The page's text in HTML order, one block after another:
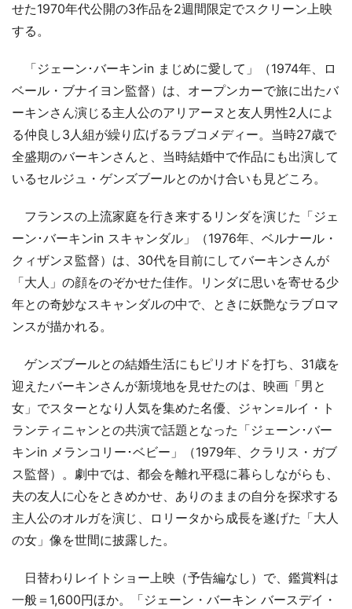
せた1970年代公開の3作品を2週間限定でスクリーン上映
する。
「ジェーン･バーキンin まじめに愛して」（1974年、ロ
ベール・ブナイヨン監督）は、オープンカーで旅に出たバ
ーキンさん演じる主人公のアリアーヌと友人男性2人によ
る仲良し3人組が繰り広げるラブコメディー。当時27歳で
全盛期のバーキンさんと、当時結婚中で作品にも出演して
いるセルジュ・ゲンズブールとのかけ合いも見どころ。
フランスの上流家庭を行き来するリンダを演じた「ジェ
ーン･バーキンin スキャンダル」（1976年、ベルナール・
クィザンヌ監督）は、30代を目前にしてバーキンさんが
「大人」の顔をのぞかせた佳作。リンダに思いを寄せる少
年との奇妙なスキャンダルの中で、ときに妖艶なラブロマ
ンスが描かれる。
ゲンズブールとの結婚生活にもピリオドを打ち、31歳を
迎えたバーキンさんが新境地を見せたのは、映画「男と
女」でスターとなり人気を集めた名優、ジャン=ルイ・ト
ランティニャンとの共演で話題となった「ジェーン･バー
キンin メランコリー･ベビー」（1979年、クラリス・ガブ
ス監督）。劇中では、都会を離れ平穏に暮らしながらも、
夫の友人に心をときめかせ、ありのままの自分を探求する
主人公のオルガを演じ、ロリータから成長を遂げた「大人
の女」像を世間に披露した。
日替わりレイトショー上映（予告編なし）で、鑑賞料は
一般＝1,600円ほか。「ジェーン・バーキン バースデイ・